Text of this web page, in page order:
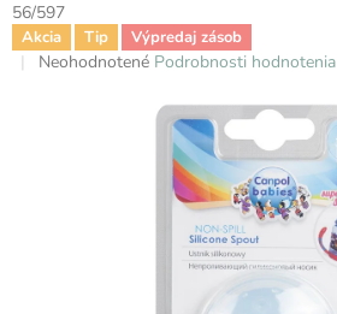
56/597
Akcia Tip Výpredaj zásob
Priemerné
Neohodnotené Podrobnosti hodnotenia